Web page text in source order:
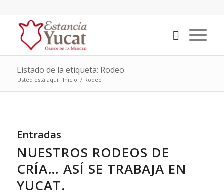
Listado de la etiqueta: Rodeo
Usted está aquí: Inicio / Rodeo
Entradas
NUESTROS RODEOS DE
CRÍA… ASÍ SE TRABAJA EN
YUCAT.